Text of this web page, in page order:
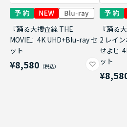
『踊る大捜査線 THE
MOVIE』4K UHD+Blu-ray セ
ット
¥8,580
『踊る
2 レイ
せよ!』
ット